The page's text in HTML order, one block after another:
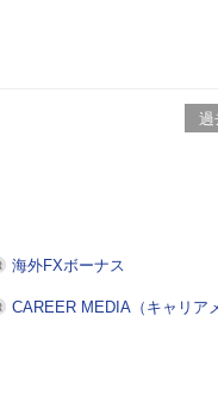
過
海外FXボーナス
CAREER MEDIA（キャリア